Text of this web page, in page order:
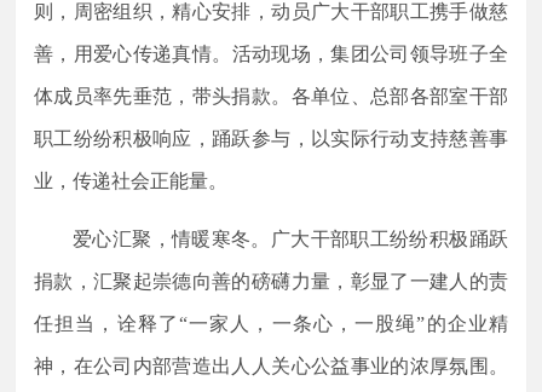
则，周密组织，精心安排，动员 广大干部职工携手做慈
善， 用爱心传递真情。活动现场，集团公司领导班子全
体成员率先垂范，带头捐款。各单位、总部各部室干部
职工纷纷积极响应，踊跃参与，以实际行动支持慈善事
业，传递社会正能量。
爱心汇聚，情暖寒冬。广大干部职工纷纷积极踊跃
捐款，汇聚起崇德向善的磅礴力量，彰显了一建人的责
任担当，诠释了“一家人，一条心，一股绳”的企业精
神，在公司内部营造出人人关心公益事业的浓厚氛围。